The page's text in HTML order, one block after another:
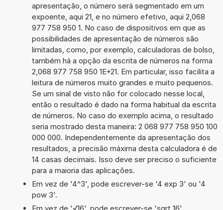
apresentação, o número será segmentado em um
expoente, aqui 21, e no número efetivo, aqui 2,068
977 758 950 1. No caso de dispositivos em que as
possibilidades de apresentação de números são
limitadas, como, por exemplo, calculadoras de bolso,
também há a opção da escrita de números na forma
2,068 977 758 950 1E+21. Em particular, isso facilita a
leitura de números muito grandes e muito pequenos.
Se um sinal de visto não for colocado nesse local,
então o resultado é dado na forma habitual da escrita
de números. No caso do exemplo acima, o resultado
seria mostrado desta maneira: 2 068 977 758 950 100
000 000. Independentemente da apresentação dos
resultados, a precisão máxima desta calculadora é de
14 casas decimais. Isso deve ser preciso o suficiente
para a maioria das aplicações.
Em vez de '4^3', pode escrever-se '4 exp 3' ou '4
pow 3'.
Em vez de '√16', pode escrever-se 'sqrt 16'.